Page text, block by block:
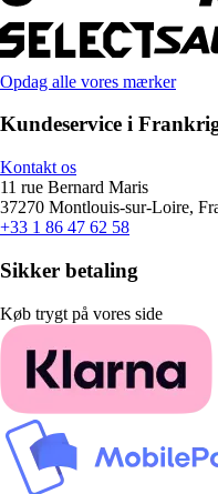
Opdag alle vores mærker
Kundeservice i
Kontakt os
11 rue Bernard Maris
37270 Montlouis-sur-Loire,
+33 1 86 47 62 58
Sikker betaling
Køb trygt på vores side